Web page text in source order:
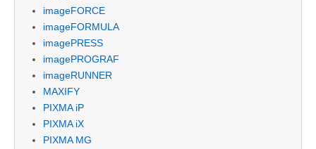
imageFORCE
imageFORMULA
imagePRESS
imagePROGRAF
imageRUNNER
MAXIFY
PIXMA iP
PIXMA iX
PIXMA MG